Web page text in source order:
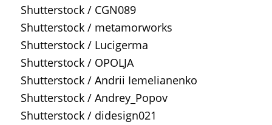
Shutterstock / CGN089
Shutterstock / metamorworks
Shutterstock / Lucigerma
Shutterstock / OPOLJA
Shutterstock / Andrii Iemelianenko
Shutterstock / Andrey_Popov
Shutterstock / didesign021